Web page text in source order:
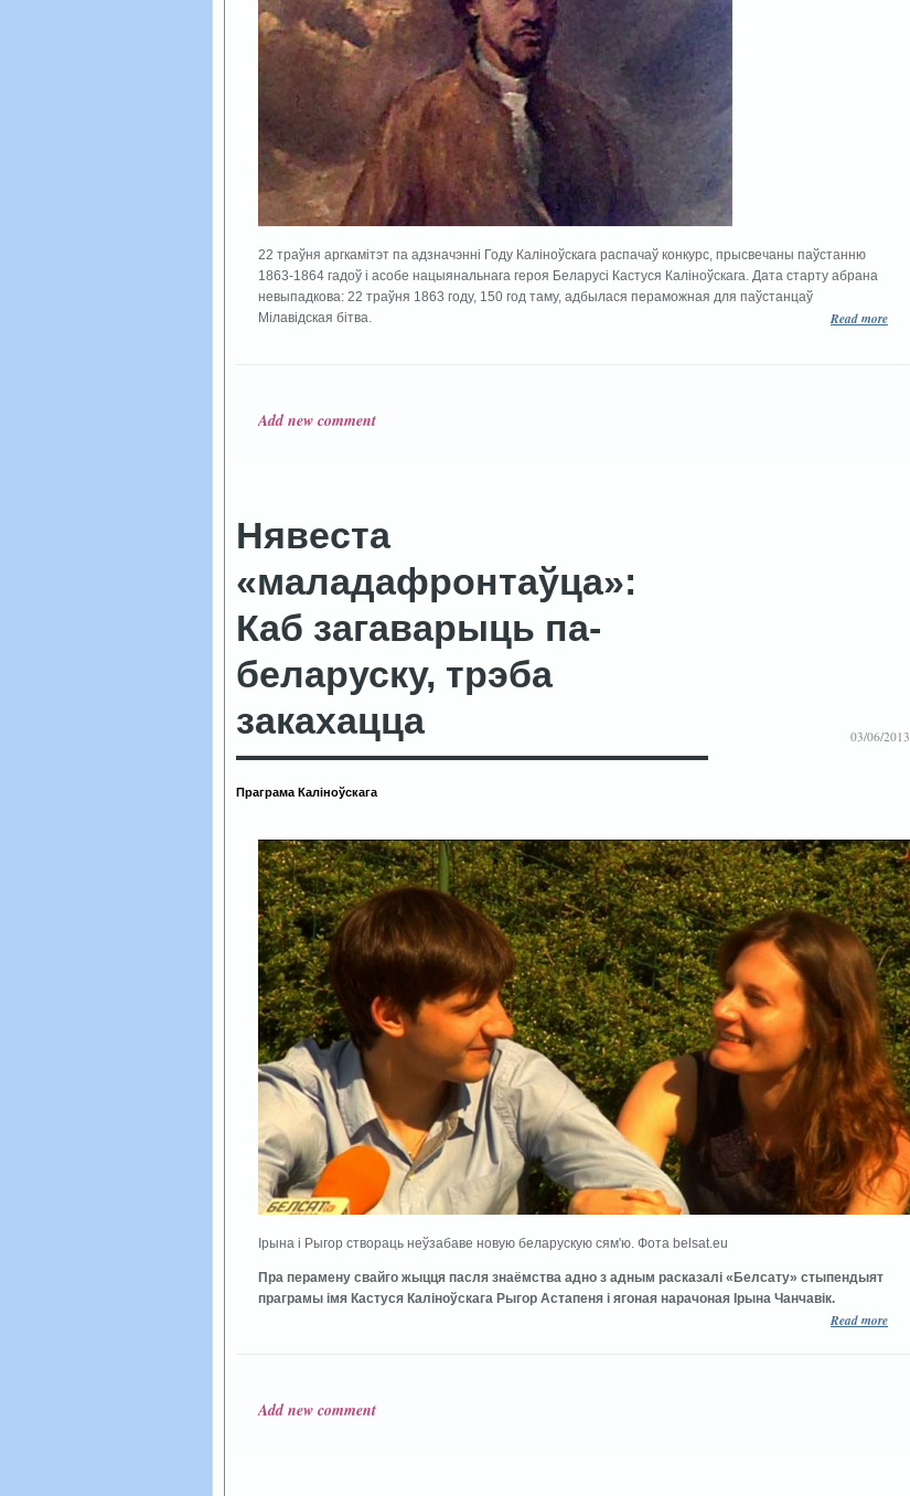
22 траўня аргкамітэт па адзначэнні Году Каліноўскага распачаў конкурс, прысвечаны паўстанню
1863-1864 гадоў і асобе нацыянальнага героя Беларусі Кастуся Каліноўскага. Дата старту абрана
невыпадкова: 22 траўня 1863 году, 150 год таму, адбылася пераможная для паўстанцаў
Мілавідская бітва.
Read more
Add new comment
Нявеста
«маладафронтаўца»:
Каб загаварыць па-
беларуску, трэба
закахацца
03/06/2013
Праграма Каліноўскага
Ірына і Рыгор створаць неўзабаве новую беларускую сям'ю. Фота belsat.eu
Пра перамену свайго жыцця пасля знаёмства адно з адным расказалі «Белсату» стыпендыят
праграмы імя Кастуся Каліноўскага Рыгор Астапеня і ягоная нарачоная Ірына Чанчавік.
Read more
Add new comment